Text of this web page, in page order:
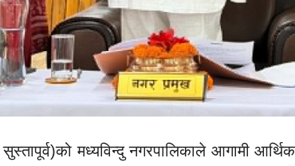
सुस्तापूर्व)को मध्यविन्दु नगरपालिकाले आगामी